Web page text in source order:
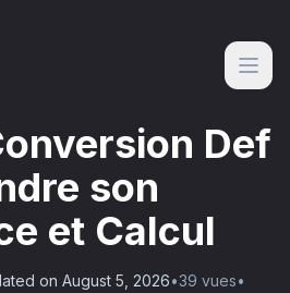
Def
son
et Calcul
on August 5, 2026•39 vues•